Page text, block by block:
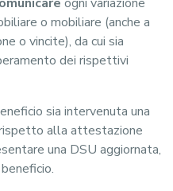
ogni variazione
o mobiliare (anche a
o vincite), da cui sia
dei rispettivi
sia intervenuta una
alla attestazione
una DSU aggiornata,